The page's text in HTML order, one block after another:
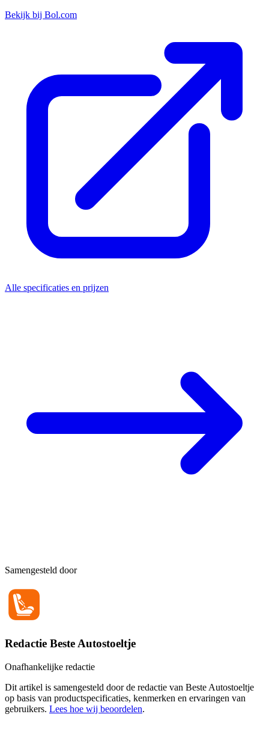
Bekijk bij Bol.com
Alle specificaties en prijzen
Samengesteld door
Redactie Beste Autostoeltje
Onafhankelijke redactie
Dit artikel is samengesteld door de redactie van Beste Autostoeltje
op basis van productspecificaties, kenmerken en ervaringen van
gebruikers. Lees hoe wij beoordelen.